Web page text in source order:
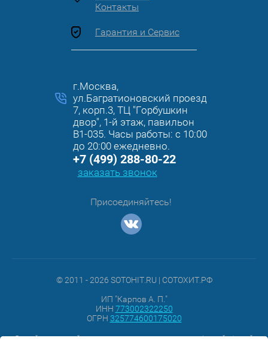
Контакты
Гарантия и Сервис
г.Москва,
ул.Багратионовский проезд
7, корп.3, ТЦ "Горбушкин
двор", 1-й этаж, павильон
B1-035. Часы работы: с 10:00
до 20:00 ежедневно.
+7 (499) 288-80-22
заказать звонок
Присоединяйтесь!
© 2011 - 2026 SOTOHIT.RU | СОТОХИТ.РФ
ИП "Карпов А. П."
ИНН 773002322250
ОГРН 325774600175020
Данный интернет-сайт ни при каких условиях не является публичной офертой,